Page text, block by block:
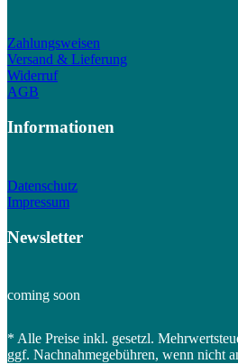
Zahlungsweisen
Versand & Lieferung
Widerruf
AGB
Informationen
Datenschutz
Impressum
Newsletter
coming soon
* Alle Preise inkl. gesetzl.
ggf. Nachnahmegebühren, wenn nicht